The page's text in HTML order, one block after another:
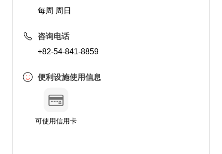
每周 周日
咨询电话
+82-54-841-8859
便利设施使用信息
可使用信用卡